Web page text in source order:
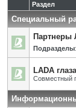
Раздел
Специальный
Партнеры
Подразделы:
LADA
Совместный